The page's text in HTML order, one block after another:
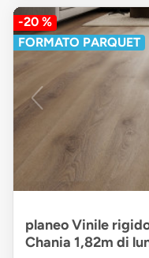
-20 %
FORMATO PARQUET
planeo Vinile
Chania 1,82m di